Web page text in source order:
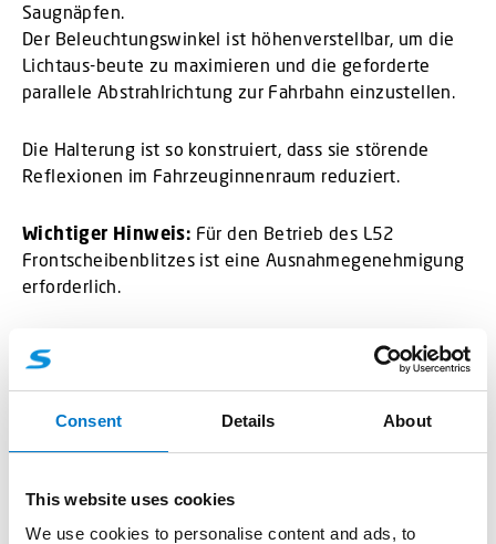
Consent Details About
This website uses cookies
We use cookies to personalise content and ads, to
Saugnäpfen.
Der Beleuchtungswinkel ist höhenverstellbar, um die
Lichtaus-beute zu maximieren und die geforderte
parallele Abstrahlrichtung zur Fahrbahn einzustellen.
Die Halterung ist so konstruiert, dass sie störende
Reflexionen im Fahrzeuginnenraum reduziert.
Wichtiger Hinweis: Für den Betrieb des L52
Frontscheibenblitzes ist eine Ausnahmegenehmigung
erforderlich.
Der L52 Frontscheibenblitz kombiniert einfache
Installation mit hoher Effizienz – für maximale
Sichtbarkeit und Sicherheit im Einsatz.
Übersicht